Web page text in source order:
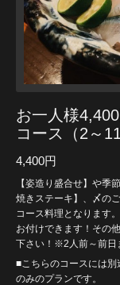
お一人様
コース（2～
4,400円
【姿造り盛合せ】や季
焼きステーキ】、〆の
コース料理となります
お付けできます！その
下さい！※2人前～前日
■こちらのコースには
のみのプランです。